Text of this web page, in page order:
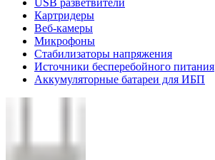
Картридеры
Веб-камеры
Микрофоны
Стабилизаторы напряжения
Источники бесперебойного питания
Аккумуляторные батареи для ИБП